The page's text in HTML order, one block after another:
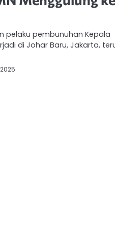
pelaku pembunuhan Kepala
di Johar Baru, Jakarta,